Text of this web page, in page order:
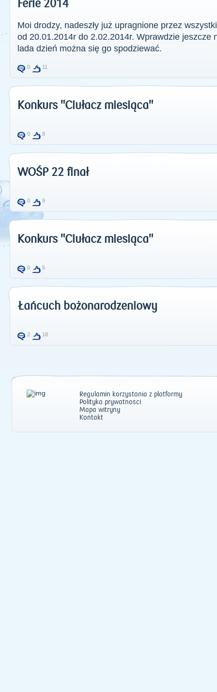
Ferie 2014
Moi drodzy, nadeszły już upragnione przez
od 20.01.2014r do 2.02.2014r. Wprawdzie jeszcze
lada dzień można się go spodziewać.
0 11
Konkurs "Ciułacz miesiąca"
0 8
WOŚP 22 finał
0 9
Konkurs "Ciułacz miesiąca"
0 5
Łańcuch bożonarodzeniowy
2 18
Regulamin korzystania z platformy
Polityka prywatności
Mapa witryny
Kontakt